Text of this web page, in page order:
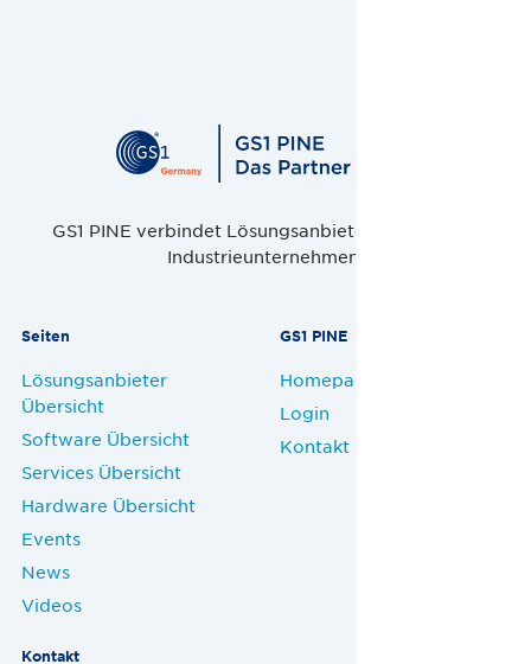
GS1 PINE verbindet Lösungsanbieter, Handel und
Industrieunternehmen.
Seiten
Lösungsanbieter
Übersicht
Software Übersicht
Services Übersicht
Hardware Übersicht
Events
News
Videos
GS1 PINE
Homepage
Login
Kontakt
Kontakt